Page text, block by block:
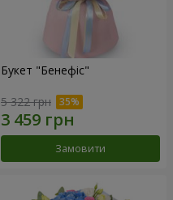
Букет "Бенефіс"
5 322 грн
Замовити